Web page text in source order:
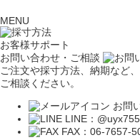
MENU
お客様サポート
お問い合わせ・ご相談
ご注文や採寸方法、納期など
ご相談ください。
お問
LINE：
FAX：06-7657-